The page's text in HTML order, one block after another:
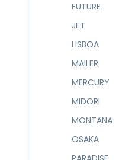
FUTURE
JET
LISBOA
MAILER
MERCURY
MIDORI
MONTANA
OSAKA